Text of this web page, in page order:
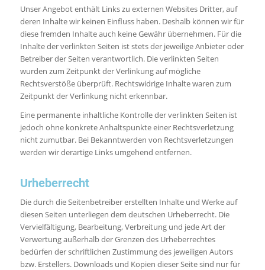
Unser Angebot enthält Links zu externen Websites Dritter, auf
deren Inhalte wir keinen Einfluss haben. Deshalb können wir für
diese fremden Inhalte auch keine Gewähr übernehmen. Für die
Inhalte der verlinkten Seiten ist stets der jeweilige Anbieter oder
Betreiber der Seiten verantwortlich. Die verlinkten Seiten
wurden zum Zeitpunkt der Verlinkung auf mögliche
Rechtsverstöße überprüft. Rechtswidrige Inhalte waren zum
Zeitpunkt der Verlinkung nicht erkennbar.
Eine permanente inhaltliche Kontrolle der verlinkten Seiten ist
jedoch ohne konkrete Anhaltspunkte einer Rechtsverletzung
nicht zumutbar. Bei Bekanntwerden von Rechtsverletzungen
werden wir derartige Links umgehend entfernen.
Urheberrecht
Die durch die Seitenbetreiber erstellten Inhalte und Werke auf
diesen Seiten unterliegen dem deutschen Urheberrecht. Die
Vervielfältigung, Bearbeitung, Verbreitung und jede Art der
Verwertung außerhalb der Grenzen des Urheberrechtes
bedürfen der schriftlichen Zustimmung des jeweiligen Autors
bzw. Erstellers. Downloads und Kopien dieser Seite sind nur für